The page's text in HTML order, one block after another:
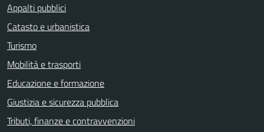
Appalti pubblici
Catasto e urbanistica
Turismo
Mobilità e trasporti
Educazione e formazione
Giustizia e sicurezza pubblica
Tributi, finanze e contravvenzioni